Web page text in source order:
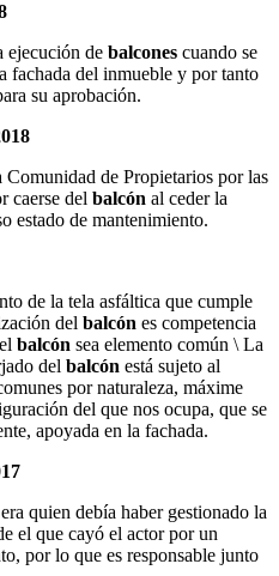
ejecución de balcones cuando se
fachada del inmueble y por tanto
su aprobación.
de Propietarios por las
caerse del balcón al ceder la
estado de mantenimiento.
de la tela asfáltica que cumple
del balcón es competencia
balcón sea elemento común \ La
del balcón está sujeto al
por naturaleza, máxime
del que nos ocupa, que se
apoyada en la fachada.
quien debía haber gestionado la
el que cayó el actor por un
por lo que es responsable junto